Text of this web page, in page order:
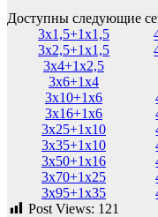
Доступны следующие
3х1,5+1х1,5
3х2,5+1х1,5
3х4+1х2,5
3х6+1х4
3х10+1х6
3х16+1х6
3х25+1х10
3х35+1х10
3х50+1х16
3х70+1х25
3х95+1х35
Post Views: 121